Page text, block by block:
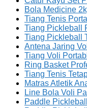
Bola Medicine
Tiang Tenis
Tiang Pickleball
Tiang Pickleball
Antena Jaring
Tiang Voli
Ring Basket
Tiang Tenis
Matras Atletik
Line Bola Voli
Paddle